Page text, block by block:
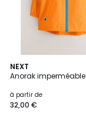
NEXT
Anorak imperméable
à partir de
32,00 €
5
Couleurs